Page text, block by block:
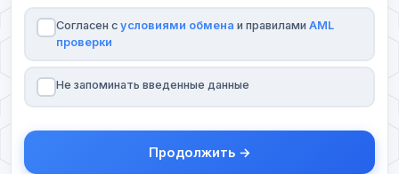
Согласен с условиями обмена и правилами AML
проверки
Не запоминать введенные данные
Продолжить →